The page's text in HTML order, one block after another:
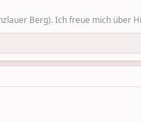
Berg). Ich freue mich über